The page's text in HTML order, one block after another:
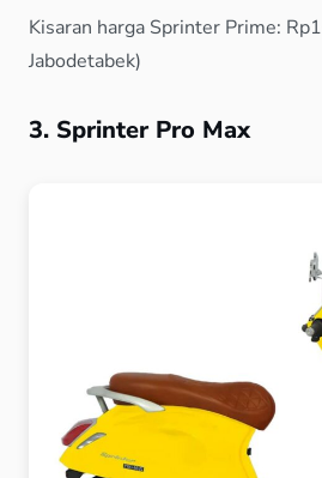
Kisaran harga Sprinter Prime:
Jabodetabek)
3. Sprinter Pro Max